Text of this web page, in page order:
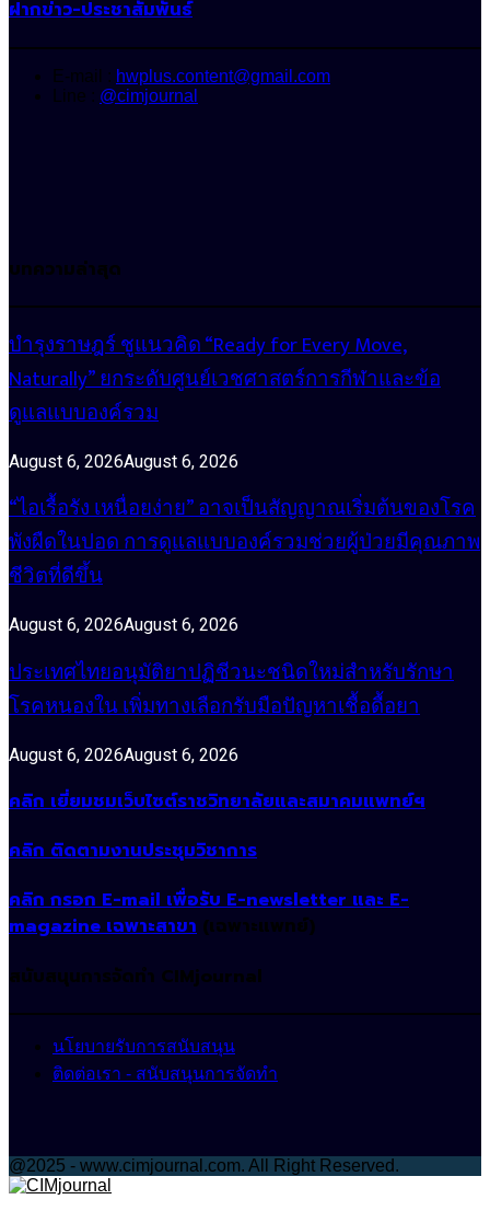
ฝากข่าว-ประชาสัมพันธ์
E-mail : hwplus.content@gmail.com
Line : @cimjournal
บทความล่าสุด
บำรุงราษฎร์ ชูแนวคิด “Ready for Every Move,
Naturally” ยกระดับศูนย์เวชศาสตร์การกีฬาและข้อ
ดูแลแบบองค์รวม
August 6, 2026August 6, 2026
“ไอเรื้อรัง เหนื่อยง่าย” อาจเป็นสัญญาณเริ่มต้นของโรค
พังผืดในปอด การดูแลแบบองค์รวมช่วยผู้ป่วยมีคุณภาพ
ชีวิตที่ดีขึ้น
August 6, 2026August 6, 2026
ประเทศไทยอนุมัติยาปฏิชีวนะชนิดใหม่สำหรับรักษา
โรคหนองใน เพิ่มทางเลือกรับมือปัญหาเชื้อดื้อยา
August 6, 2026August 6, 2026
คลิก เยี่ยมชมเว็บไซต์ราชวิทยาลัยและสมาคมแพทย์ฯ
คลิก ติดตามงานประชุมวิชาการ
คลิก กรอก E-mail เพื่อรับ E-newsletter และ E-
magazine เฉพาะสาขา (เฉพาะแพทย์)
สนับสนุนการจัดทำ CIMjournal
นโยบายรับการสนับสนุน
ติดต่อเรา - สนับสนุนการจัดทำ
@2025 - www.cimjournal.com. All Right Reserved.